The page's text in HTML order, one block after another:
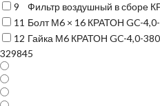
9
Фильтр воздушный в сборе
11 Болт М6 × 16 КРАТОН GC-
12 Гайка М6 КРАТОН GC-4,0-380
329845